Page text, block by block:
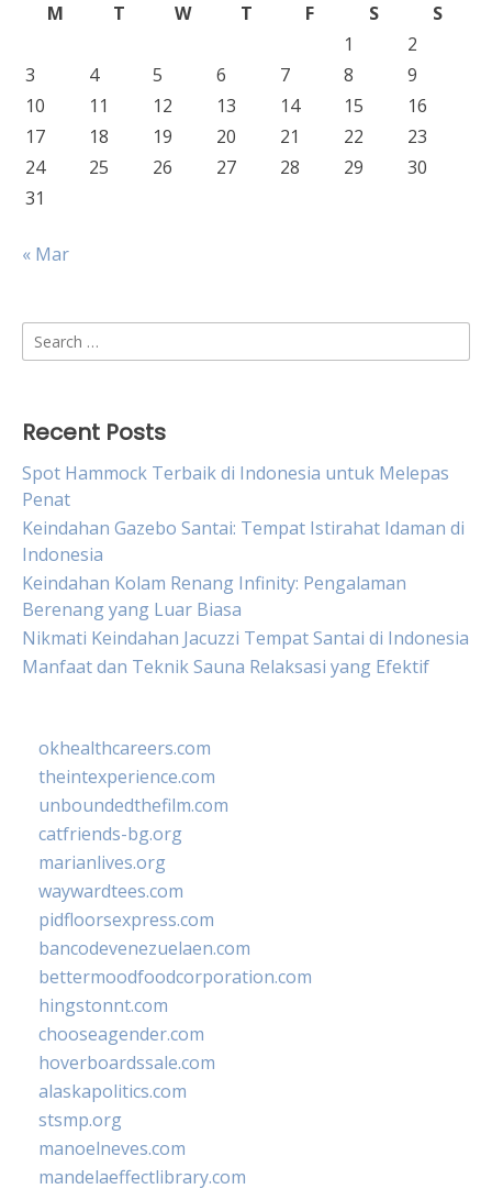
M
T W T F S
S
1
2
3
4 5 6 7 8
9
10
11 12 13 14 15
16
17
18 19 20 21 22
23
24
25 26 27 28 29
30
31
« Mar
Search
for:
Recent Posts
Spot Hammock Terbaik di Indonesia untuk Melepas
Penat
Keindahan Gazebo Santai: Tempat Istirahat Idaman di
Indonesia
Keindahan Kolam Renang Infinity: Pengalaman
Berenang yang Luar Biasa
Nikmati Keindahan Jacuzzi Tempat Santai di Indonesia
Manfaat dan Teknik Sauna Relaksasi yang Efektif
okhealthcareers.com
theintexperience.com
unboundedthefilm.com
catfriends-bg.org
marianlives.org
waywardtees.com
pidfloorsexpress.com
bancodevenezuelaen.com
bettermoodfoodcorporation.com
hingstonnt.com
chooseagender.com
hoverboardssale.com
alaskapolitics.com
stsmp.org
manoelneves.com
mandelaeffectlibrary.com